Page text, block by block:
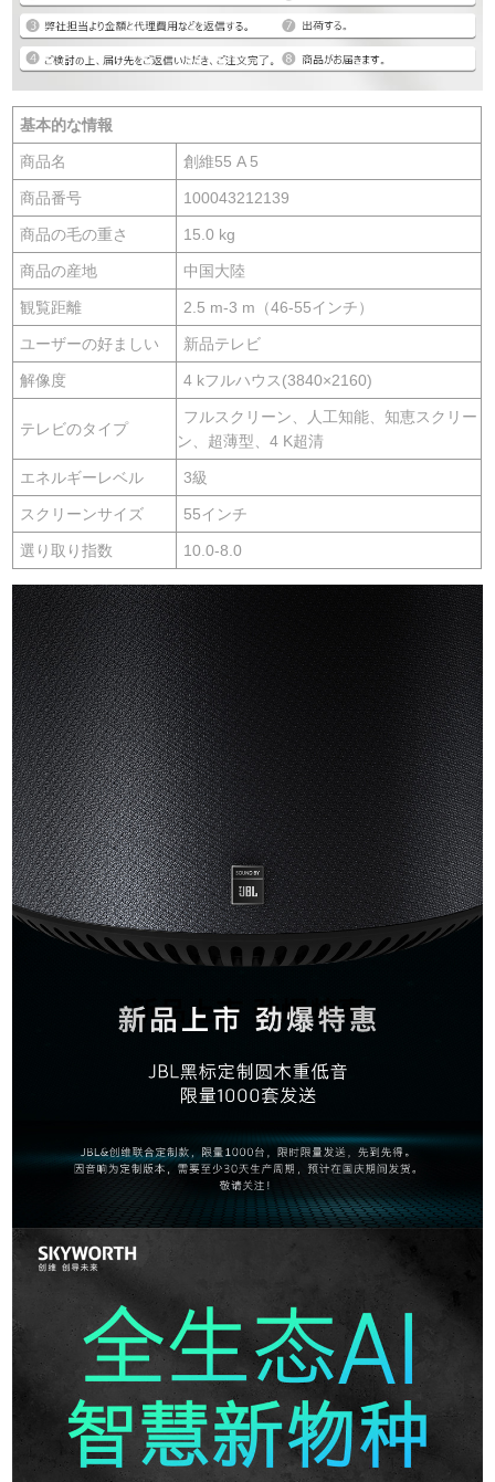
基本的な情報
商品名 創維55 A 5
商品番号 100043212139
商品の毛の重さ 15.0 kg
商品の産地 中国大陸
観覧距離 2.5 m-3 m（46-55インチ）
ユーザーの好ましい 新品テレビ
解像度 4 kフルハウス(3840×2160)
テレビのタイプ
フルスクリーン、人工知能、知恵スクリー
ン、超薄型、4 K超清
エネルギーレベル 3級
スクリーンサイズ 55インチ
選り取り指数 10.0-8.0